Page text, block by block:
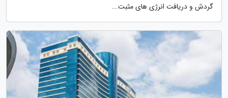
گردش و دریافت انرژی های مثبت...